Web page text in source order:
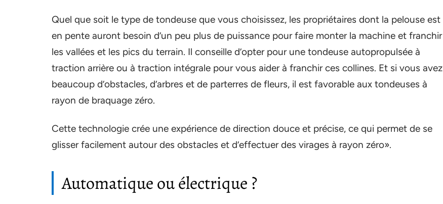
Quel que soit le type de tondeuse que vous choisissez, les propriétaires dont la pelouse est
en pente auront besoin d’un peu plus de puissance pour faire monter la machine et franchir
les vallées et les pics du terrain. Il conseille d’opter pour une tondeuse autopropulsée à
traction arrière ou à traction intégrale pour vous aider à franchir ces collines. Et si vous avez
beaucoup d’obstacles, d’arbres et de parterres de fleurs, il est favorable aux tondeuses à
rayon de braquage zéro.
Cette technologie crée une expérience de direction douce et précise, ce qui permet de se
glisser facilement autour des obstacles et d’effectuer des virages à rayon zéro».
Automatique ou électrique ?